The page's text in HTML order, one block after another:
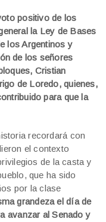
positivo de los
la Ley de Bases
los Argentinos y
de los señores
Cristian
de Loredo, quienes,
para que la
recordará con
el contexto
de la casta y
que ha sido
por la clase
grandeza el día de
avanzar al Senado y